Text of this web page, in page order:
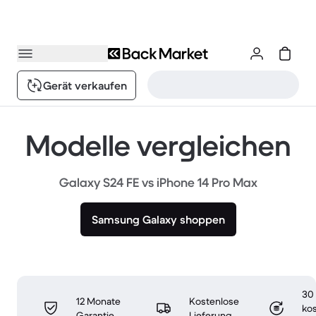
Gerät verkaufen
Modelle vergleichen
Galaxy S24 FE vs iPhone 14 Pro Max
Samsung Galaxy shoppen
12 Monate
Kostenlose
30